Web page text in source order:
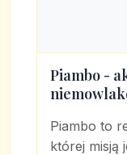
Piambo -
Piambo to
której misją